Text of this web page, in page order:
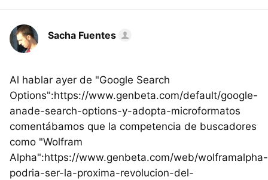
Sacha Fuentes
Al hablar ayer de "Google Search
Options":https://www.genbeta.com/default/google-
anade-search-options-y-adopta-microformatos
comentábamos que la competencia de buscadores
como "Wolfram
Alpha":https://www.genbeta.com/web/wolframalpha-
podria-ser-la-proxima-revolucion-del-